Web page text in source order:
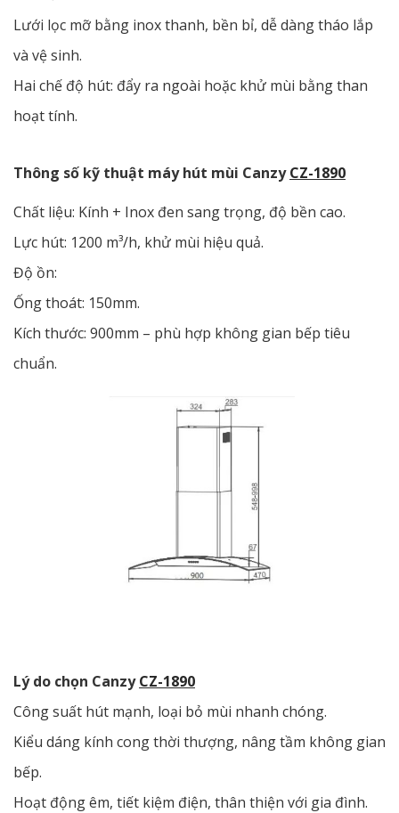
Lưới lọc mỡ bằng inox thanh, bền bỉ, dễ dàng tháo lắp
và vệ sinh.
Hai chế độ hút: đẩy ra ngoài hoặc khử mùi bằng than
hoạt tính.
Thông số kỹ thuật máy hút mùi Canzy CZ-1890
Chất liệu: Kính + Inox đen sang trọng, độ bền cao.
Lực hút: 1200 m³/h, khử mùi hiệu quả.
Độ ồn:
Ống thoát: 150mm.
Kích thước: 900mm – phù hợp không gian bếp tiêu
chuẩn.
Lý do chọn Canzy CZ-1890
Công suất hút mạnh, loại bỏ mùi nhanh chóng.
Kiểu dáng kính cong thời thượng, nâng tầm không gian
bếp.
Hoạt động êm, tiết kiệm điện, thân thiện với gia đình.